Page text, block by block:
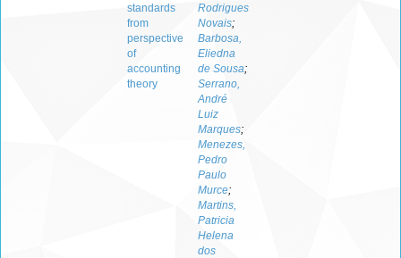
standards
from
perspective
of
accounting
theory
Rodrigues
Novais;
Barbosa,
Eliedna
de Sousa;
Serrano,
André
Luiz
Marques;
Menezes,
Pedro
Paulo
Murce;
Martins,
Patricia
Helena
dos